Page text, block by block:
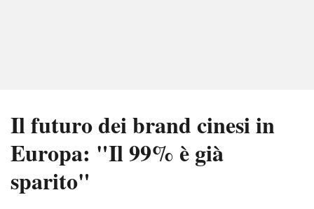
Il futuro dei brand cinesi in
Europa: "Il 99% è già
sparito"